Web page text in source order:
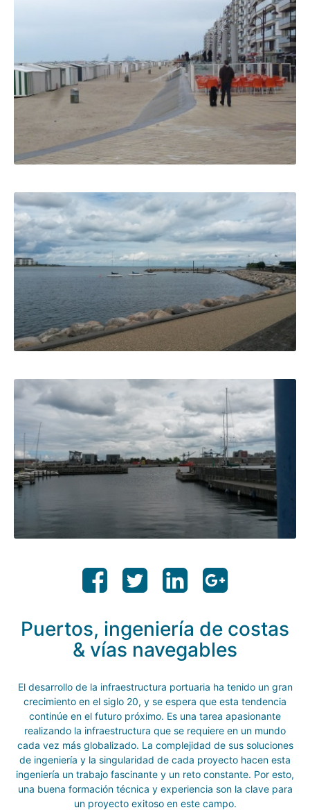
Puertos, ingeniería de costas
& vías navegables
El desarrollo de la infraestructura portuaria ha tenido un gran
crecimiento en el siglo 20, y se espera que esta tendencia
continúe en el futuro próximo. Es una tarea apasionante
realizando la infraestructura que se requiere en un mundo
cada vez más globalizado. La complejidad de sus soluciones
de ingeniería y la singularidad de cada proyecto hacen esta
ingeniería un trabajo fascinante y un reto constante. Por esto,
una buena formación técnica y experiencia son la clave para
un proyecto exitoso en este campo.